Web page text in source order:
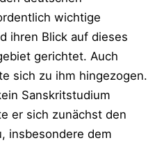
wichtige
ihren Blick auf dieses
gerichtet. Auch
sich zu ihm hingezogen.
Sanskritstudium
er sich zunächst den
insbesondere dem